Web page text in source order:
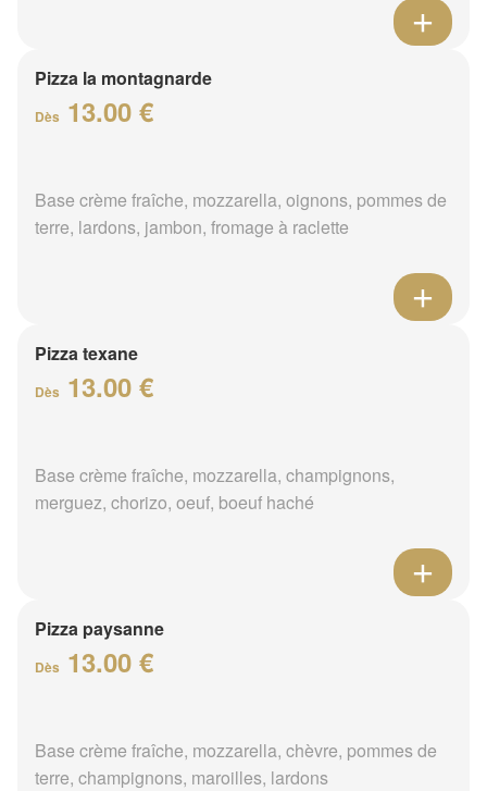
Pizza la montagnarde
Dès 13.00 €
Base crème fraîche, mozzarella, oignons, pommes de
terre, lardons, jambon, fromage à raclette
Pizza texane
Dès 13.00 €
Base crème fraîche, mozzarella, champignons,
merguez, chorizo, oeuf, boeuf haché
Pizza paysanne
Dès 13.00 €
Base crème fraîche, mozzarella, chèvre, pommes de
terre, champignons, maroilles, lardons